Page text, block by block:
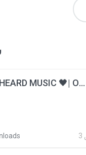
ไม่มีใครรู้ตัวเรา– UNHEARD MUSIC 🖤| Official Lyric Video | เพลงสู้ชีวิต